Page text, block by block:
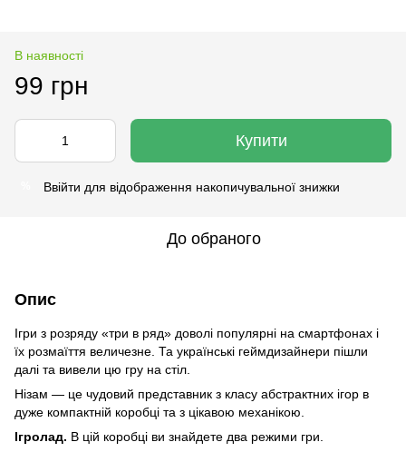
В наявності
99 грн
Купити
Ввійти для відображення накопичувальної знижки
До обраного
Опис
Ігри з розряду «три в ряд» доволі популярні на смартфонах і
їх розмаїття величезне. Та українські геймдизайнери пішли
далі та вивели цю гру на стіл.
Нізам — це чудовий представник з класу абстрактних ігор в
дуже компактній коробці та з цікавою механікою.
Ігролад. В цій коробці ви знайдете два режими гри.